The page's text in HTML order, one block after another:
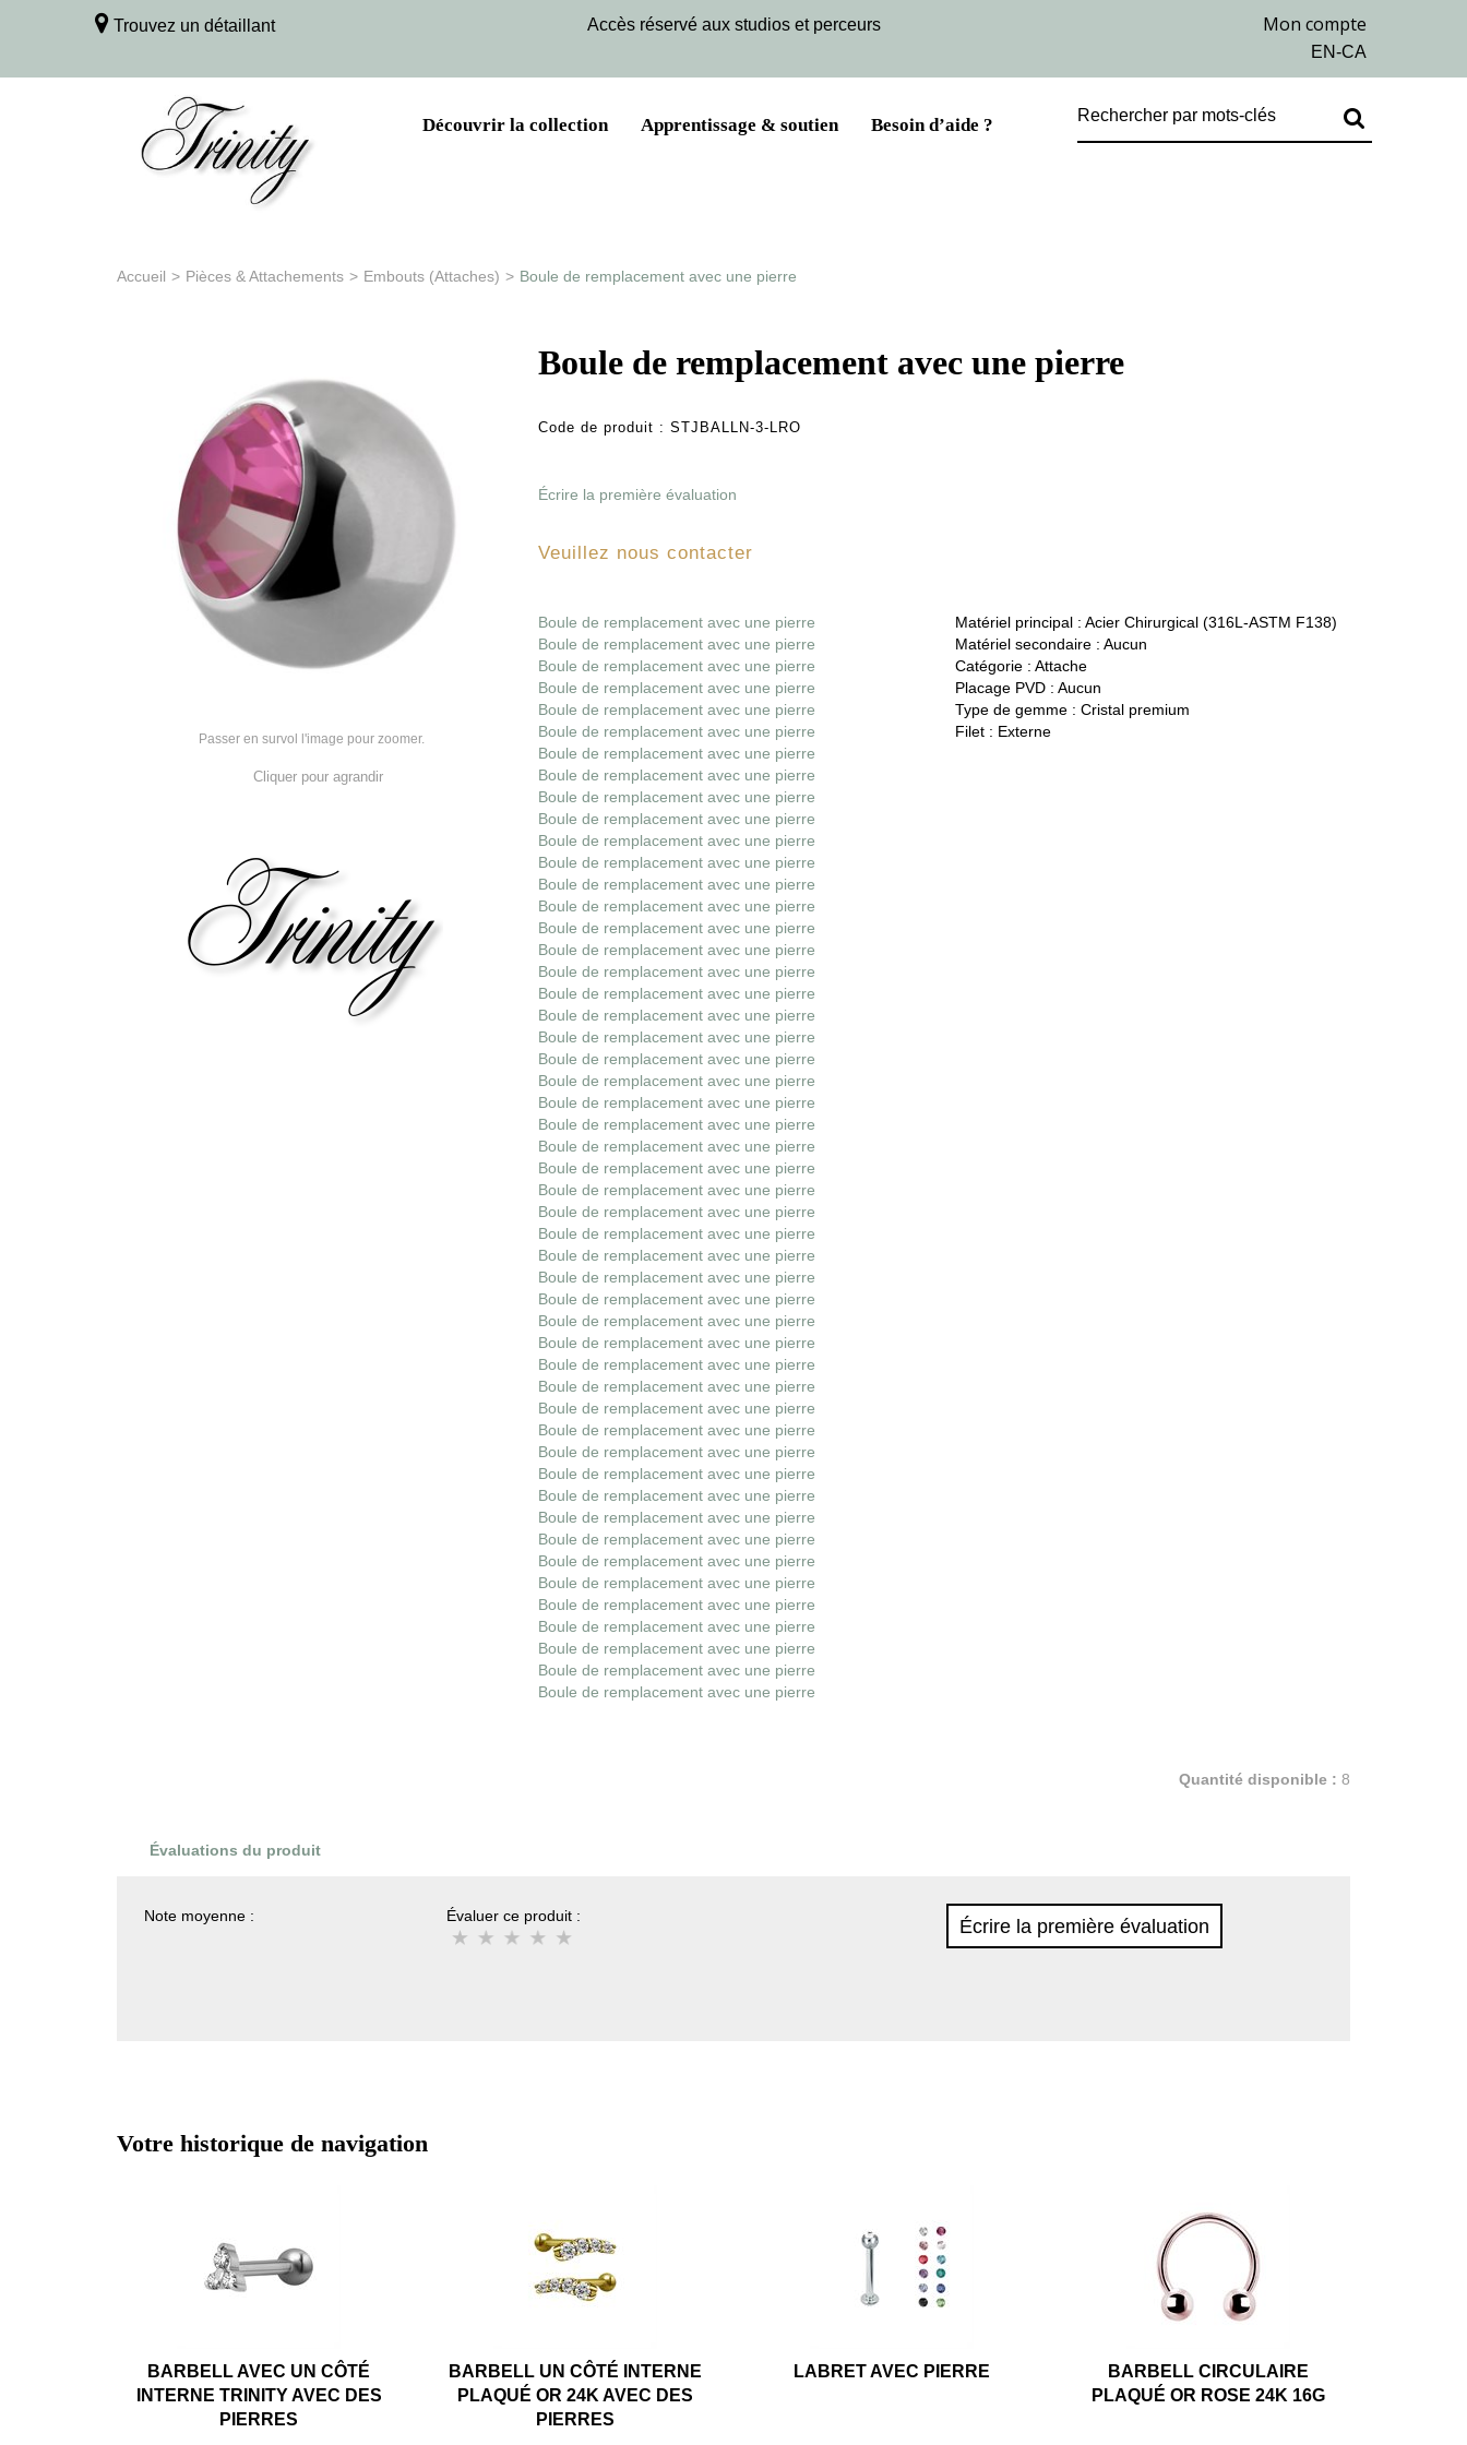
Trouvez un détaillant Accès réservé aux studios et perceurs
Découvrir la collection Apprentissage & soutien Besoin d’aide ?
Accueil > Pièces & Attachements > Embouts (Attaches) > Boule de remplacement avec une pierre
Passer en survol l'image pour zoomer.
Cliquer pour agrandir
Boule de remplacement avec une pierre
Code de produit :STJBALLN-3-LRO
Écrire la première évaluation
Veuillez nous contacter
Boule de remplacement avec une pierre
Boule de remplacement avec une pierre
Boule de remplacement avec une pierre
Boule de remplacement avec une pierre
Boule de remplacement avec une pierre
Boule de remplacement avec une pierre
Boule de remplacement avec une pierre
Boule de remplacement avec une pierre
Boule de remplacement avec une pierre
Boule de remplacement avec une pierre
Boule de remplacement avec une pierre
Boule de remplacement avec une pierre
Boule de remplacement avec une pierre
Boule de remplacement avec une pierre
Boule de remplacement avec une pierre
Boule de remplacement avec une pierre
Boule de remplacement avec une pierre
Boule de remplacement avec une pierre
Boule de remplacement avec une pierre
Boule de remplacement avec une pierre
Boule de remplacement avec une pierre
Boule de remplacement avec une pierre
Boule de remplacement avec une pierre
Boule de remplacement avec une pierre
Boule de remplacement avec une pierre
Boule de remplacement avec une pierre
Boule de remplacement avec une pierre
Boule de remplacement avec une pierre
Boule de remplacement avec une pierre
Boule de remplacement avec une pierre
Boule de remplacement avec une pierre
Boule de remplacement avec une pierre
Boule de remplacement avec une pierre
Boule de remplacement avec une pierre
Boule de remplacement avec une pierre
Boule de remplacement avec une pierre
Boule de remplacement avec une pierre
Boule de remplacement avec une pierre
Boule de remplacement avec une pierre
Boule de remplacement avec une pierre
Boule de remplacement avec une pierre
Boule de remplacement avec une pierre
Boule de remplacement avec une pierre
Boule de remplacement avec une pierre
Boule de remplacement avec une pierre
Boule de remplacement avec une pierre
Boule de remplacement avec une pierre
Boule de remplacement avec une pierre
Boule de remplacement avec une pierre
Boule de remplacement avec une pierre
Matériel principal : Acier Chirurgical (316L-ASTM F138)
Matériel secondaire : Aucun
Catégorie : Attache
Placage PVD : Aucun
Type de gemme : Cristal premium
Filet : Externe
Quantité disponible : 8
Évaluations du produit
Note moyenne : Évaluer ce produit : Écrire la première évaluation
Votre historique de navigation
BARBELL AVEC UN CÔTÉ
INTERNE TRINITY AVEC DES
PIERRES
BARBELL UN CÔTÉ INTERNE
PLAQUÉ OR 24K AVEC DES
PIERRES
LABRET AVEC PIERRE
BARBELL CIRCULAIRE
PLAQUÉ OR ROSE 24K 16G